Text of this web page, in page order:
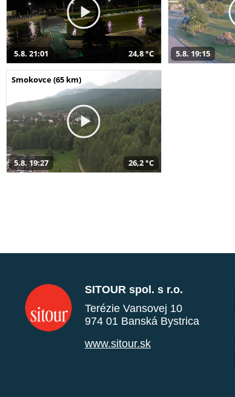
5.8. 21:01 24,8 °C 5.8. 19:15
Smokovce (65 km)
5.8. 19:27 26,2 °C
SITOUR spol. s r.o.
Terézie Vansovej 10
974 01 Banská Bystrica
www.sitour.sk